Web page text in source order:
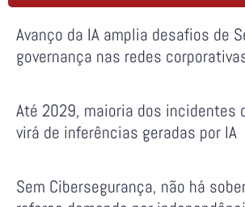
Avanço da IA amplia desafios de
governança nas redes
Até 2029, maioria dos incidentes
virá de inferências geradas por IA
Sem Cibersegurança, não há